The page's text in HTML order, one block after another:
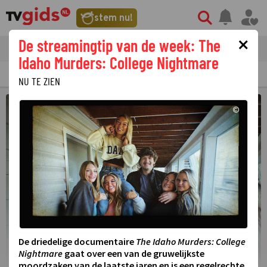
stem nu!
tvgids streaming nieuws
PRIMETIME GEMIST
×
De streamingtip van de week: The
Idaho Murders: College Nightmare
NU TE ZIEN
©
De driedelige documentaire The Idaho Murders: College
Nightmare gaat over een van de gruwelijkste